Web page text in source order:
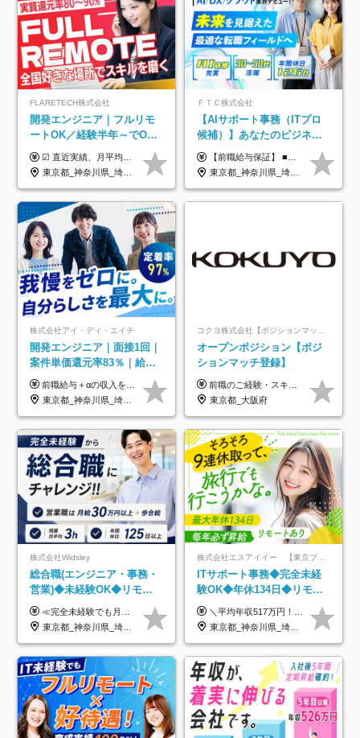
FLARETECH株式会社
開発エンジニア｜フルリモ
ートOK／経験半年～でOK
／実質還元率80～90%／前
給保証／AI系など最先端案
件多数
☑︎ 直近実績、月平均17,000円の昇給 ☑︎ 前職給与100%保証 ☑︎ 実質還元率80～90% ☑︎ 待機時も給与は満額支給 月給35万円～70万円＋交通費など各種手当 ※想定年収：4,200,000円～10,560,000円 ※経験・能力等を考慮の上で決定します。 ※上記金額には、みなし残業手当（50時間分・104,000円～212,000円）を含みます。超過分は別途追加支給します。 ┗残業時間は月平均10時間、多い時でも20時間程度と安定しております ★単価連動型の給与体系ではないため、万が一待機になってもその間の給与は満額支給しています。 ＜1年間の昇給事例をご紹介！＞ ・20代/フロントエンドエンジニア：月給274,000円→月給362,000円（＋88,000円/月） ・20代/iOSエンジニア：月給237,000円→月給287,000円（＋50,000円/月） ・20代/Androidエンジニア：月給316,000円→月給374,000円（＋58,000円/月） ・30代/Javaエンジニア（上流）：月給340,000円→月給418,000円（＋78,000円/月） ・30代/PMO：月給340,000円→月給418,000円（＋78,000円/月）
東京都_神奈川県_埼玉県_千葉県_大阪府_愛知県_北海道_青森県_岩手県_宮城県_秋田県_山形県_福島県_茨城県_栃木県_群馬県_新潟県_山梨県_長野県_富山県_石川県_福井県_静岡県_岐阜県_三重県_兵庫県_京都府_滋賀県_奈良県_和歌山県_広島県_岡山県_鳥取県_島根県_山口県_徳島県_香川県_愛媛県_高知県_福岡県_熊本県_佐賀県_長崎県_大分県_宮崎県_鹿児島県_沖縄県
ＦＴＣ株式会社
【AIサポート事務（ITプロ
候補）】あなたのビジネス
経験をAI業界で活かす◆IT
未経験OK◆目指せるコンサ
ル
【前職給与保証】 ■未経験者： 月給30万円～35万円 ■ローキャリア（経験目安1年程度）： 月給35万円～40万円 ■経験者（経験目安3年以上）： 月給40万円～60万円 ■即戦力（経験目安5年以上）： 月給45万円～80万円 ※上記金額には固定残業代30時間分 【未経験者5万5000円～7万3000円、 ローキャリア6万4000円～7万3000円、 経験者5万8000円～10万9000円、 即戦力8万2000円～14万5000円】を含みます。 ※30時間を超える場合は追加で全額支給します。 ※経験・能力・前職給与などを総合的に評価したうえでご納得いただけるよう個別決定。 未経験者の場合、前職給与とポテンシャルを査定のうえ決定いたします。 ※日本国内でのIT業界経験、または同等の実務経験と能力に応じて決定します。 ※前職給与は日本円かつ、日本国内での実績に基づき評価します。 【納得の評価システム】 ★クォーター毎に査定する評価制度導入！ 明確な評価基準で翌年度年収を上げましょう！ ★評価対象期間に在籍中のほとんどの社員が昇給し 年収アップを実現しています！ ★様々なインセンティブ制度を用意し多角的に正当評価しています！ ※試用期間6カ月（期間中の待遇等に差異なし）
東京都_神奈川県_埼玉県_千葉県
株式会社アイ・ディ・エイチ
開発エンジニア｜面接1回｜
案件単価還元率83％｜給与
UP保証｜年休140日｜在宅
利用率9割｜独立支援・副業
制度
前職給与＋αの収入を保証 月給42万円～120万円＋各種手当＋賞与 給与基準が明確かつ高還元です。 一人ひとりが安定した環境のもと、長く活躍できる職場を目指しています。 ※平均年収650万円 ・還元率83％ ・各種手当について 職能手当／職務手当／資格手当／営業手当 など ※前職での経験・能力、給与などを考慮の上、当社規定により優遇いたします ※試用期間あり（3ヶ月／期間中の条件に変動はありません） ※上記金額には固定残業代（78,948円～225,564円/月30時間分）を含みます 超過分は別途全額支給いたします ・年収UPを保証 過去には転職時に〈年収200万円UP〉したエンジニアも在籍しています。入社時だけでなく、入社後も安心の給与水準で働ける環境です。キャリアや技術力が正当に評価されていないと感じていたら、一度面接でお話ししましょう！ 当社では管理職の人数は最低限にし、無駄な管理をしません。その費用削減分を社員の給与に還元しています！
東京都_神奈川県_埼玉県_千葉県_大阪府_愛知県_北海道_青森県_岩手県_宮城県_秋田県_山形県_福島県_茨城県_栃木県_群馬県_新潟県_山梨県_長野県_富山県_石川県_福井県_静岡県_岐阜県_三重県_兵庫県_京都府_滋賀県_奈良県_和歌山県_広島県_岡山県_鳥取県_島根県_山口県_徳島県_香川県_愛媛県_高知県_福岡県_熊本県_佐賀県_長崎県_大分県_宮崎県_鹿児島県_沖縄県
オープンポジション【ポジ
ションマッチ登録】
前職のご経験・スキル等を考慮して決定します。
東京都_大阪府
株式会社Widsley
総合職(エンジニア・事務・
営業)◆未経験OK◆リモー
トあり◆残業月3h◆服装髪
型自由
≪完全未経験でも月給40万円以上も可能です！≫ -------------- 【1】ITエンジニア 月給26万円～50万円＋プロジェクト手当＋資格手当 【2】IT事務、営業事務 月給26万円～50万円＋プロジェクト手当＋資格手当 ≪【1】【2】共通≫ ★上記給与には固定残業代20時間分(月3万719円～)を含みます。残業が超過した場合は、追加支給します(残業は月平均3時間とほぼ発生しません。残業がなくても、固定残業代は支給されます) ★試用期間6ヵ月あり（期間中は月給23万1000円～。固定残業代20時間分3万719円～を含む／超過分は別途支給） -------------- 【3】SES営業、SaaS営業 月給30万円以上＋インセンティブ＋各種手当 ★上記給与には固定残業代45時間分(月7万6967円～)を含みます。残業が超過した場合は、追加支給します(残業は月平均3時間とほぼ発生しません。残業がなくても、固定残業代は支給されます) ★試用期間6ヵ月あり(期間中も給与や福利厚生は同じです)
東京都_神奈川県_埼玉県_千葉県_大阪府_愛知県_北海道_青森県_岩手県_宮城県_秋田県_山形県_福島県_茨城県_栃木県_群馬県_新潟県_山梨県_長野県_富山県_石川県_福井県_静岡県_岐阜県_三重県_兵庫県_京都府_滋賀県_奈良県_和歌山県_広島県_岡山県_鳥取県_島根県_山口県_徳島県_香川県_愛媛県_高知県_福岡県_熊本県_佐賀県_長崎県_大分県_宮崎県_鹿児島県_沖縄県
株式会社エスアイイー 【東京プロマーケット上場】
ITサポート事務◆完全未経
験OK◆年休134日◆リモー
トOK◆残業月7h以下◆賞与
年3回◆5年目まで必ず昇給
＼平均年収517万円！入社5年目まで毎年必ず昇給／ ■賞与年3回 ■年収800万円以上も可 ■入社3年以上の平均年収469.2万円 月給23万2000円以上＋賞与年3回＋各種手当 ☆入社5年目まで最大1万5000円の定期昇給を確約 ┃各種手当充実 ・規定の資格を取得すれば、2000円～5万円を毎月支給（2万4000円～60万円／年） ・研修中に取得した取得率95％の資格でも研修後の給料UP ※月給は年齢・経験・能力を考慮して、優遇いたします ※上記月給金額は固定残業代（20時間/3万1300円円以上）を含み、超過分は別途支給いたします ※試用期間（6ヶ月）は月給に変動はありますが、その他待遇に差異はありません ├入社後1ヶ月～3ヶ月間は、月給20万1900円となります └上記金額は固定残業代（10時間／1万6000円）を含み、超過分は別途支給いたします
東京都_神奈川県_埼玉県_千葉県_大阪府_愛知県_北海道_青森県_岩手県_宮城県_秋田県_山形県_福島県_茨城県_栃木県_群馬県_新潟県_山梨県_長野県_富山県_石川県_福井県_静岡県_岐阜県_三重県_兵庫県_京都府_滋賀県_奈良県_和歌山県_広島県_岡山県_鳥取県_島根県_山口県_徳島県_香川県_愛媛県_高知県_福岡県_熊本県_佐賀県_長崎県_大分県_宮崎県_鹿児島県_沖縄県